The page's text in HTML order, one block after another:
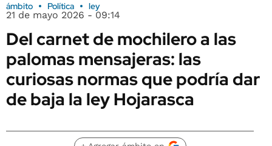
ámbito Política ley
21 de mayo 2026 - 09:14
Del carnet de mochilero a las
palomas mensajeras: las
curiosas normas que podría dar
de baja la ley Hojarasca